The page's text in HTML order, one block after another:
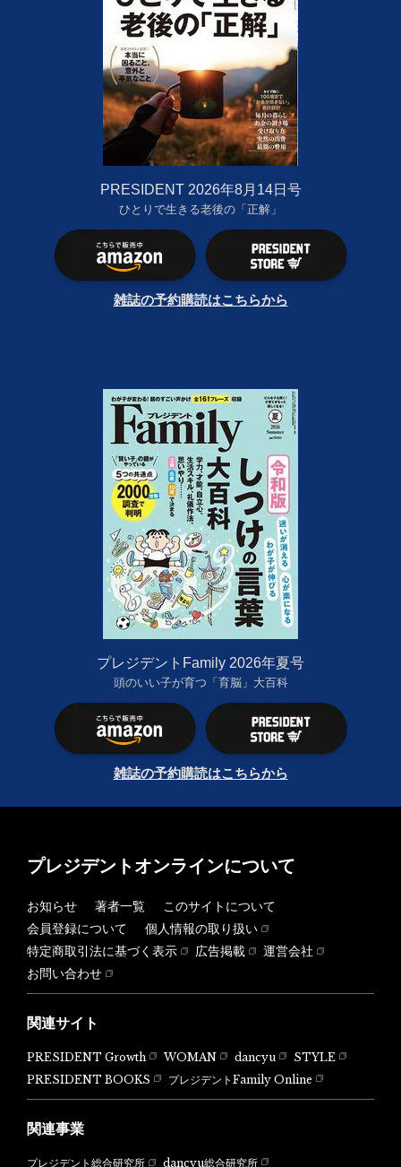
PRESIDENT 2026年8月14日号
ひとりで生きる老後の「正解」
雑誌の予約購読はこちらから
プレジデントFamily 2026年夏号
頭のいい子が育つ「育脳」大百科
雑誌の予約購読はこちらから
プレジデントオンラインについて
お知らせ 著者一覧
このサイトについて
会員登録について
個人情報の取り扱い
特定商取引法に基づく表示
広告掲載
運営会社
お問い合わせ
関連サイト
PRESIDENT Growth WOMAN dancyu
STYLE
PRESIDENT BOOKS
プレジデントFamily Online
関連事業
プレジデント総合研究所 dancyu総合研究所